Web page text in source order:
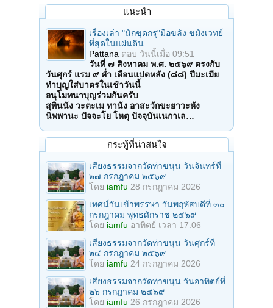
แนะนำ
เรื่องเล่า "นักขุดกรุ"มือขลัง ขมังเวทย์
ที่สุดในแผ่นดิน
Pattana ตอบ วันนี้เมื่อ 09:51
วันที่ ๗ สิงหาคม พ.ศ. ๒๕๖๙ ตรงกับ
วันศุกร์ แรม ๙ ค่ำ เดือนแปดหลัง (๘๘) ปีมะเมีย
ทำบุญใส่บาตรในเช้าวันนี้
อนุโมทนาบุญร่วมกันครับ
สุทินนัง วะตะเม ทานัง อาสะวักขะยาวะหัง
นิพพานะ ปัจจะโย โหตุ ปัจจุบันเนกาเล…
กระทู้ที่น่าสนใจ
เสียงธรรมจากวัดท่าขนุน วันจันทร์ที่
๒๗ กรกฎาคม ๒๕๖๙
โดย iamfu 28 กรกฎาคม 2026
เทศน์วันเข้าพรรษา วันพฤหัสบดีที่ ๓๐
กรกฎาคม พุทธศักราช ๒๕๖๙
โดย iamfu อาทิตย์ เวลา 17:06
เสียงธรรมจากวัดท่าขนุน วันศุกร์ที่
๒๔ กรกฎาคม ๒๕๖๙
โดย iamfu 24 กรกฎาคม 2026
เสียงธรรมจากวัดท่าขนุน วันอาทิตย์ที่
๒๖ กรกฎาคม ๒๕๖๙
โดย iamfu 26 กรกฎาคม 2026